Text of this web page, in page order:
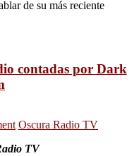
de su más reciente
contadas por Dark
Oscura Radio TV
TV